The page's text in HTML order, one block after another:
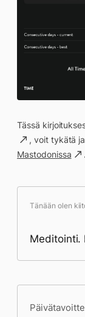
Tässä
, voit tykätä
Mastodonissa
.
Tänään olen
Meditointi.